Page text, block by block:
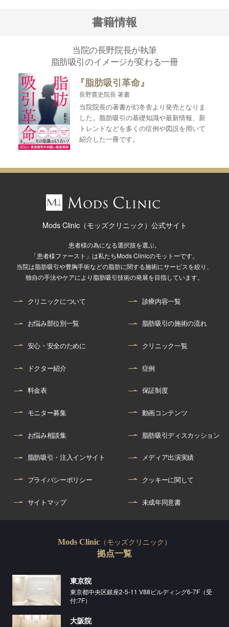
書籍情報
当院の長野院長が執筆
脂肪吸引のイメージが変わる一冊
『脂肪吸引革命』
長野寛史院長 著書
当院院長の著書が幻冬舎より発売となりま
した。脂肪吸引の基礎知識や最新情報、新
トレンドなどを多くの症例や図説を用いて
紹介した一冊です。
Mods Clinic（モッズクリニック）公式サイト
患者様の為になる選択肢を選ぶ。
「患者様ファースト」は私たちMods Clinicのモットーです。
当院は脂肪吸引や豊胸手術などの脂肪に関する施術にサービスを絞り、
独自の手法やケアにより脂肪吸引技術の発展を目指しています。
クリニックについて 診療内容一覧
お悩み部位別一覧 脂肪吸引の施術の流れ
安心・安全のために クリニック一覧
ドクター紹介 症例
料金表 保証制度
モニター募集 動画コンテンツ
お悩み相談集 脂肪吸引ディスカッション
脂肪吸引・注入インサイト メディア出演実績
プライバシーポリシー クッキーに関して
サイトマップ 未成年同意書
Mods Clinic （モッズクリニック）
拠点一覧
東京院
東京都中央区銀座2-5-11 V88ビルディング6-7F（受
付:7F）
大阪院